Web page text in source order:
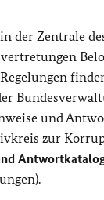
der Zentrale
und
zur